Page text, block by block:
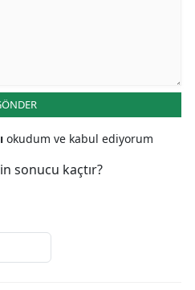
okudum ve kabul ediyorum
sonucu kaçtır?